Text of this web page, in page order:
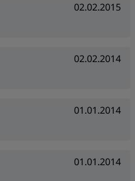
02.02.2015
02.02.2014
01.01.2014
01.01.2014